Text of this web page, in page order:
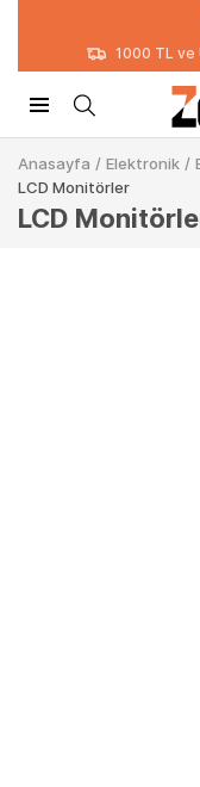
1000 TL ve
Anasayfa / Elektronik /
LCD Monitörler
LCD